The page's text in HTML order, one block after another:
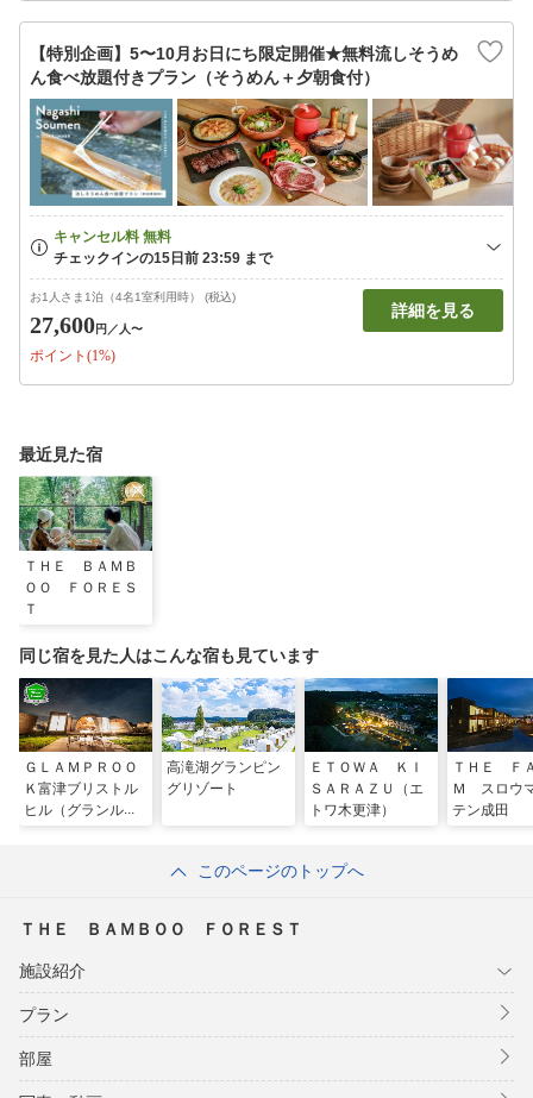
【特別企画】5〜10月お日にち限定開催★無料流しそうめ
ん食べ放題付きプラン（そうめん＋夕朝食付）
お1人さま1泊（4名1室利用時） (税込)
27,600円 ／人〜
ポイント(1%)
詳細を見る
最近見た宿
ＴＨＥ ＢＡＭＢ
ＯＯ ＦＯＲＥＳ
Ｔ
同じ宿を見た人はこんな宿も見ています
ＧＬＡＭＰＲＯＯ
Ｋ富津ブリストル
ヒル（グランルー
高滝湖グランピン
グリゾート
ＥＴＯＷＡ ＫＩ
ＳＡＲＡＺＵ（エ
トワ木更津）
ＴＨＥ Ｆ
Ｍ スロウ
テン成田
このページのトップへ
ＴＨＥ ＢＡＭＢＯＯ ＦＯＲＥＳＴ
施設紹介
プラン
部屋